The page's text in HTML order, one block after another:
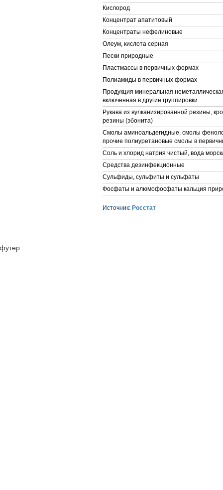
Кислород
Концентрат апатитовый
Концентраты нефелиновые
Олеум, кислота серная
Пески природные
Пластмассы в первичных формах
Полиамиды в первичных формах
Продукция минеральная
включенная в другие группировки
Рукава из вулканизированной резины,
резины (эбонита)
Смолы аминоальдегидные, смолы
прочие полиуретановые смолы в
Соль и хлорид натрия чистый, вода
Средства дезинфекционные
Сульфиды, сульфиты и сульфаты
Фосфаты и алюмофосфаты кальция
Источник: Росстат
футер